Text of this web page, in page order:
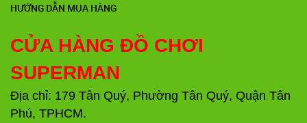
HƯỚNG DẪN MUA HÀNG
CỬA HÀNG ĐỒ CHƠI
SUPERMAN
Địa chỉ: 179 Tân Quý, Phường Tân Quý, Quận Tân
Phú, TPHCM.